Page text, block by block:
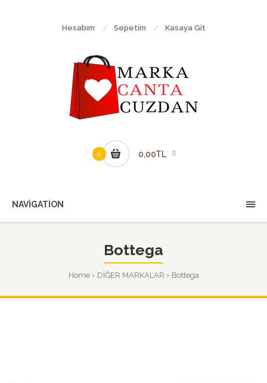
Hesabım Sepetim Kasaya Git
0 0,00TL
NAVIGATION
Bottega
Home DİĞER MARKALAR Bottega